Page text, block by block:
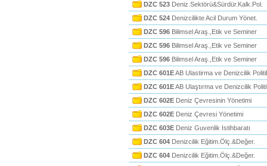
DZC 523 Deniz.Sektörü&Sürdür.Kalk.Pol.
DZC 524 Denizcilikte Acil Durum Yönet.
DZC 596 Bilimsel Araş.,Etik ve Seminer
DZC 596 Bilimsel Araş.,Etik ve Seminer
DZC 596 Bilimsel Araş.,Etik ve Seminer
DZC 601EAB Ulastirma ve Denizcilik
DZC 601EAB Ulaştırma ve Denizcilik
DZC 602E Deniz Çevresinin Yönetimi
DZC 602E Deniz Çevresi Yönetimi
DZC 603E Deniz Guvenlik Istihbaratı
DZC 604 Denizcilik Eğitim.Ölç.&Değer.
DZC 604 Denizcilik Eğitim.Ölç.&Değer.